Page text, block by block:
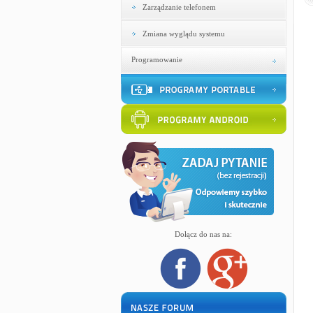
Zarządzanie telefonem
Zmiana wyglądu systemu
Programowanie
Dołącz do nas na: